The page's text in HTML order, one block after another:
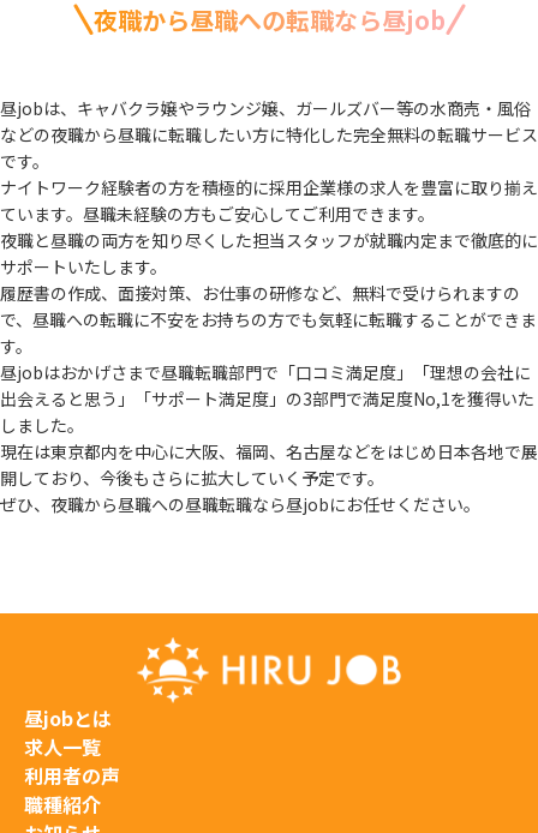
夜職から昼職への転職なら昼job
昼jobは、キャバクラ嬢やラウンジ嬢、ガールズバー等の水商売・風俗
などの夜職から昼職に転職したい方に特化した完全無料の転職サービス
です。
ナイトワーク経験者の方を積極的に採用企業様の求人を豊富に取り揃え
ています。 昼職未経験の方もご安心してご利用できます。
夜職と昼職の両方を知り尽くした担当スタッフが就職内定まで徹底的に
サポートいたします。
履歴書の作成、面接対策、お仕事の研修など、無料で受けられますの
で、 昼職への転職に不安をお持ちの方でも気軽に転職することができま
す。
昼jobはおかげさまで昼職転職部門で「口コミ満足度」「理想の会社に
出会えると思う」
「サポート満足度」の3部門で満足度No,1を獲得いた
しました。
現在は東京都内を中心に大阪、福岡、名古屋などをはじめ日本各地で展
開しており、 今後もさらに拡大していく予定です。
ぜひ、夜職から昼職への昼職転職なら昼jobにお任せください。
昼jobとは
求人一覧
利用者の声
職種紹介